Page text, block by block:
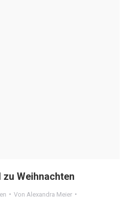
zu Weihnachten
Von Alexandra Meier